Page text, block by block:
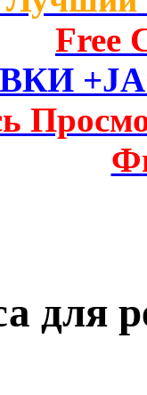
Free
для